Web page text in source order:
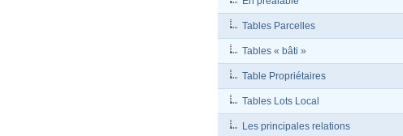
Tables Parcelles
Tables « bâti »
Table Propriétaires
Tables Lots Local
Les principales relations